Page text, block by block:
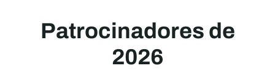
Patrocinadores de
2026